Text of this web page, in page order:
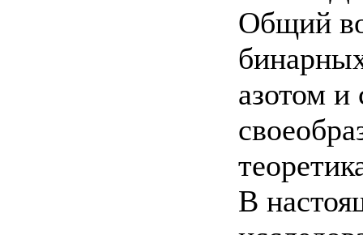
Общий
азотом и
В